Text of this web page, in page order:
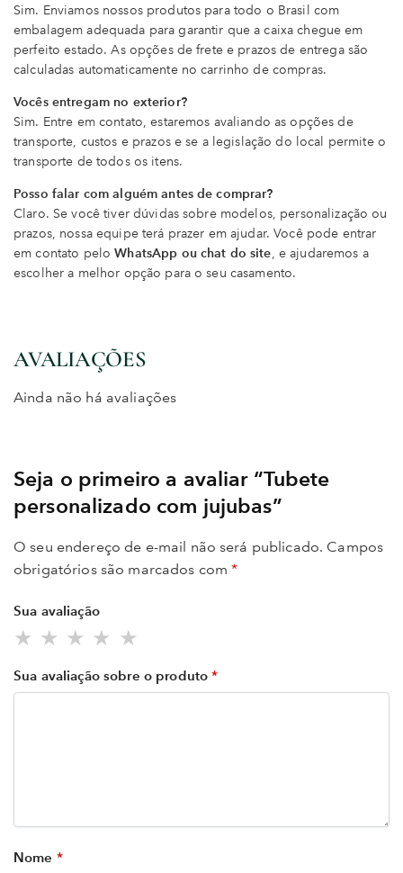
Sim. Enviamos nossos produtos para todo o Brasil com
embalagem adequada para garantir que a caixa chegue em
perfeito estado. As opções de frete e prazos de entrega são
calculadas automaticamente no carrinho de compras.
Vocês entregam no exterior?
Sim. Entre em contato, estaremos avaliando as opções de
transporte, custos e prazos e se a legislação do local permite o
transporte de todos os itens.
Posso falar com alguém antes de comprar?
Claro. Se você tiver dúvidas sobre modelos, personalização ou
prazos, nossa equipe terá prazer em ajudar. Você pode entrar
em contato peloWhatsApp ou chat do site, e ajudaremos a
escolher a melhor opção para o seu casamento.
AVALIAÇÕES
Ainda não há avaliações
Seja o primeiro a avaliar “Tubete
personalizado com jujubas”
O seu endereço de e-mail não será publicado. Campos
obrigatórios são marcados com*
Sua avaliação
Sua avaliação sobre o produto*
Nome *